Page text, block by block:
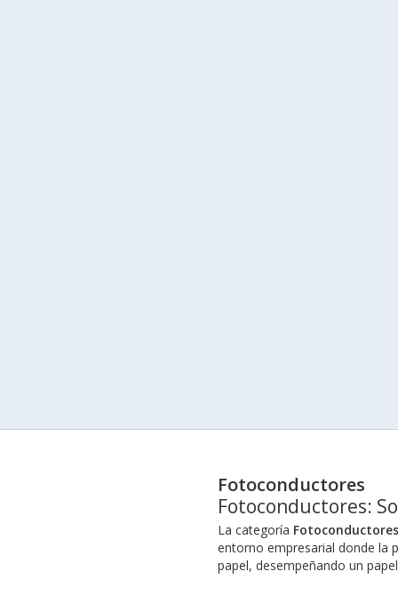
Fotoconductores
Fotoconductores:
La categoría Fotoconductores
entorno empresarial donde la
papel, desempeñando un